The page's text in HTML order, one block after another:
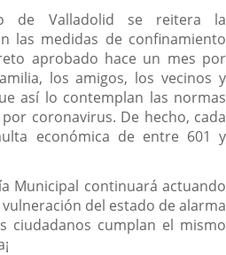
de Valladolid se reitera la
las medidas de confinamiento
aprobado hace un mes por
los amigos, los vecinos y
así lo contemplan las normas
coronavirus. De hecho, cada
económica de entre 601 y
Municipal continuará actuando
del estado de alarma
ciudadanos cumplan el mismo